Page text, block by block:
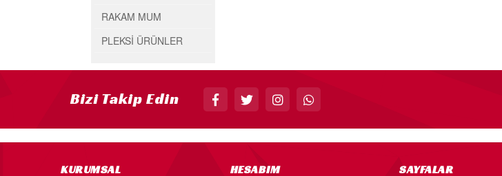
RAKAM MUM
PLEKSİ ÜRÜNLER
Bizi Takip Edin
KURUMSAL HESABIM SAYFALAR